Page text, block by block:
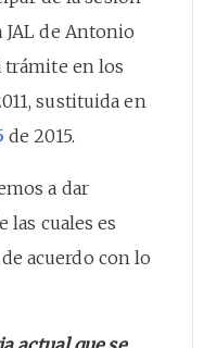
JAL de Antonio
trámite en los
sustituida en
de 2015.
a dar
las cuales es
acuerdo con lo